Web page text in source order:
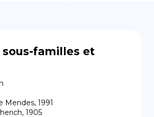
sous-familles et
Mendes, 1991
1905